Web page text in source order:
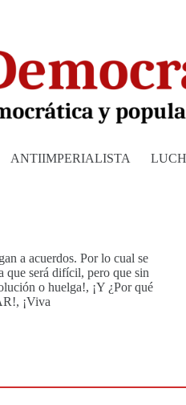
ANTIIMPERIALISTA
a acuerdos. Por lo cual se
que será difícil, pero que sin
o huelga!, ¡Y ¿Por qué
¡Viva